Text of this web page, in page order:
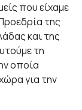
που είχαμε
της
και της
τη
οποία
για την